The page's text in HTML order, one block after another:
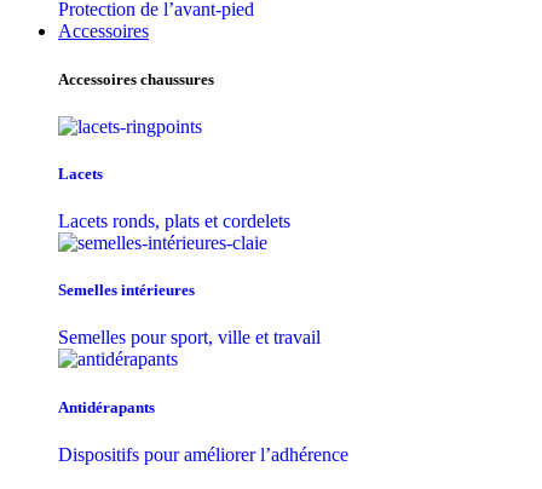
Protection de l’avant-pied
Accessoires
Accessoires chaussures
Lacets
Lacets ronds, plats et cordelets
Semelles intérieures
Semelles pour sport, ville et travail
Antidérapants
Dispositifs pour améliorer l’adhérence